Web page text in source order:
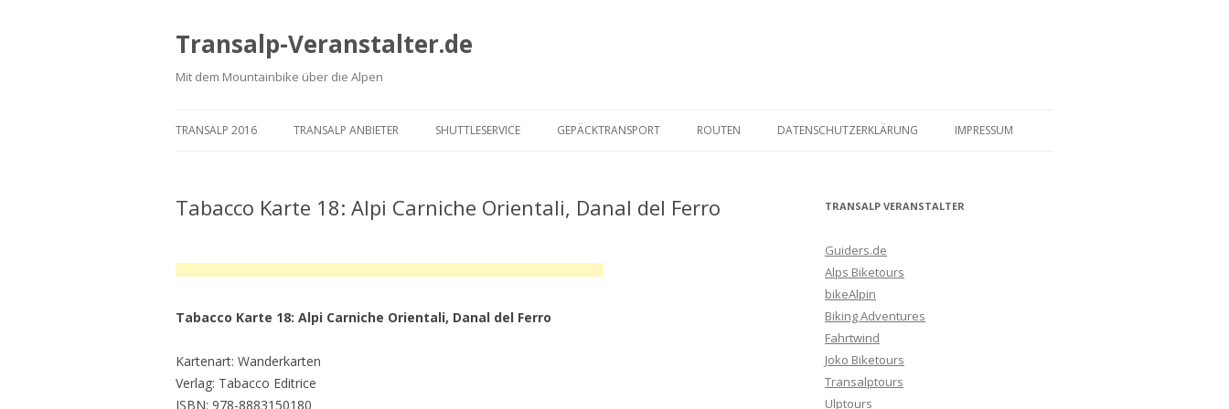
Transalp-Veranstalter.de
Mit dem Mountainbike über die Alpen
Inhalt
TRANSALP 2016 TRANSALP ANBIETER SHUTTLESERVICE GEPÄCKTRANSPORT ROUTEN
ALBRECHT ROUTE
DATENSCHUTZERKLÄRUNG IMPRESSUM
Tabacco Karte 18: Alpi Carniche Orientali, Danal del Ferro
Tabacco Karte 18: Alpi Carniche Orientali, Danal del Ferro
Kartenart: Wanderkarten
Verlag: Tabacco Editrice
ISBN: 978-8883150180
TRANSALP VERANSTALTER
Guiders.de
Alps Biketours
bikeAlpin
Biking Adventures
Fahrtwind
Joko Biketours
Transalptours
Ulptours